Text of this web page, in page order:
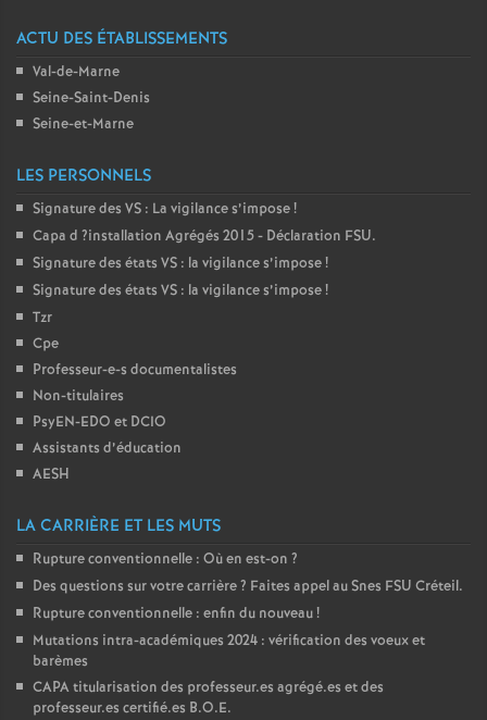
O
é
u
r
s
ACTU DES ÉTABLISSEMENTS
Val-de-Marne
Seine-Saint-Denis
Seine-et-Marne
LES PERSONNELS
Signature des VS : La vigilance s’impose!
Capa d ?installation Agrégés 2015 - Déclaration FSU.
Signature des états VS : la vigilance s’impose!
Signature des états VS : la vigilance s’impose!
Tzr
Cpe
Professeur-e-s documentalistes
Non-titulaires
PsyEN-EDO et DCIO
Assistants d’éducation
AESH
LA CARRIÈRE ET LES MUTS
Rupture conventionnelle : Où en est-on ?
Des questions sur votre carrière? Faites appel au Snes FSU Créteil.
Rupture conventionnelle : enfin du nouveau!
Mutations intra-académiques 2024 : vérification des voeux et
barèmes
CAPAtitularisation des professeur.es agrégé.es et des
professeur.es certifié.es B.O.E.